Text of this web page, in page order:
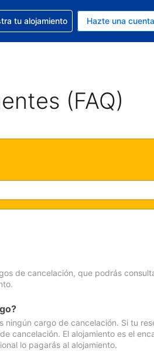
actual es EUR
prefieres. Tu idioma actual es
ayuda con la reserva
tu alojamiento Hazte una cuenta
(FAQ)
de cancelación, que podrás
cargo de cancelación. Si tu
cancelación. El alojamiento es el
lo pagarás al alojamiento.